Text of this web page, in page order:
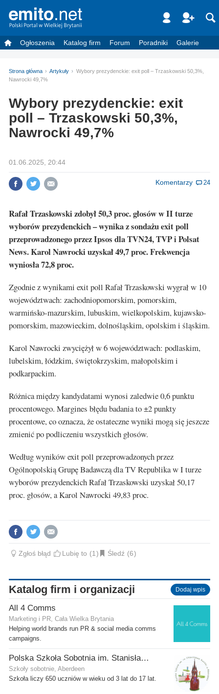
Ogłoszenia Katalog firm Forum Poradniki Galerie
Strona główna Artykuły
Wybory prezydenckie: exit poll – Trzaskowski 50,3%,
Nawrocki 49,7%
Wybory prezydenckie: exit
poll – Trzaskowski 50,3%,
Nawrocki 49,7%
01.06.2025, 20:44
Komentarzy 24
Rafał Trzaskowski zdobył 50,3 proc. głosów w II turze
wyborów prezydenckich – wynika z sondażu exit poll
przeprowadzonego przez Ipsos dla TVN24, TVP i Polsat
News. Karol Nawrocki uzyskał 49,7 proc. Frekwencja
wyniosła 72,8 proc.
Zgodnie z wynikami exit poll Rafał Trzaskowski wygrał w 10
województwach: zachodniopomorskim, pomorskim,
warmińsko-mazurskim, lubuskim, wielkopolskim, kujawsko-
pomorskim, mazowieckim, dolnośląskim, opolskim i śląskim.
Karol Nawrocki zwyciężył w 6 województwach: podlaskim,
lubelskim, łódzkim, świętokrzyskim, małopolskim i
podkarpackim.
Różnica między kandydatami wynosi zaledwie 0,6 punktu
procentowego. Margines błędu badania to ±2 punkty
procentowe, co oznacza, że ostateczne wyniki mogą się jeszcze
zmienić po podliczeniu wszystkich głosów.
Według wyników exit poll przeprowadzonych przez
Ogólnopolskią Grupę Badawczą dla TV Republika w I turze
wyborów prezydenckich Rafał Trzaskowski uzyskał 50,17
proc. głosów, a Karol Nawrocki 49,83 proc.
Zgłoś błąd Lubię to 1 Śledź 6
Katalog firm i organizacji Dodaj wpis
All 4 Comms
Marketing i PR, Cała Wielka Brytania
Helping world brands run PR & social media comms
campaigns.
Polska Szkoła Sobotnia im. Stanisława Kostki
Szkoły sobotnie, Aberdeen
Szkoła liczy 650 uczniów w wieku od 3 lat do 17 lat.